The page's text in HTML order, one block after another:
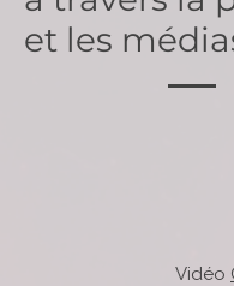
et les
Vidéo